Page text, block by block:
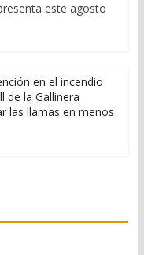
este agosto
en el incendio
de la Gallinera
las llamas en menos